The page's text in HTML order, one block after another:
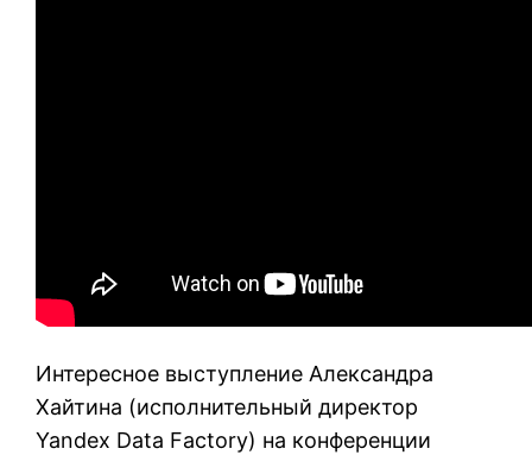
Интересное выступление Александра
Хайтина (исполнительный директор
Yandex Data Factory) на конференции